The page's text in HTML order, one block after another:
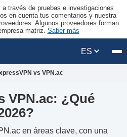
través de pruebas e investigaciones
en cuenta tus comentarios y nuestra
Algunos proveedores forman
matriz. Saber más
ES
vs VPN.ac
VPN.ac: ¿Qué
en áreas clave, con una